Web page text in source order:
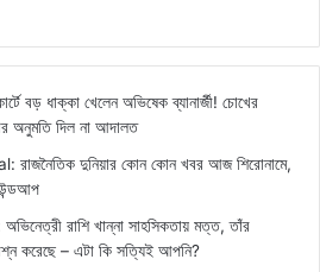
ধাক্কা খেলেন অভিষেক ব্যানার্জী! চোখের
অনুমতি দিল না আদালত
দুনিয়ার কোন কোন খবর আজ শিরোনামে,
রাশি খান্না সাহসিকতায় মত্ত, তাঁর
করেছে – এটা কি সত্যিই আপনি?